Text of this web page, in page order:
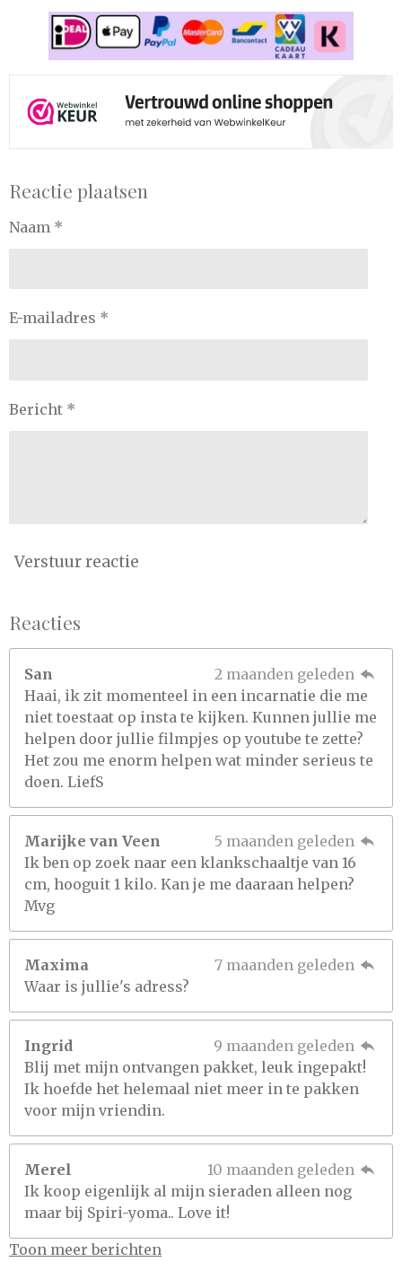
Reactie plaatsen
Naam *
E-mailadres *
Bericht *
Verstuur reactie
Reacties
San
2 maanden geleden
Haai, ik zit momenteel in een incarnatie die me
niet toestaat op insta te kijken. Kunnen jullie me
helpen door jullie filmpjes op youtube te zette?
Het zou me enorm helpen wat minder serieus te
doen. LiefS
Marijke van Veen
5 maanden geleden
Ik ben op zoek naar een klankschaaltje van 16
cm, hooguit 1 kilo. Kan je me daaraan helpen?
Mvg
Maxima
7 maanden geleden
Waar is jullie's adress?
Ingrid
9 maanden geleden
Blij met mijn ontvangen pakket, leuk ingepakt!
Ik hoefde het helemaal niet meer in te pakken
voor mijn vriendin.
Merel
10 maanden geleden
Ik koop eigenlijk al mijn sieraden alleen nog
maar bij Spiri-yoma.. Love it!
Toon meer berichten